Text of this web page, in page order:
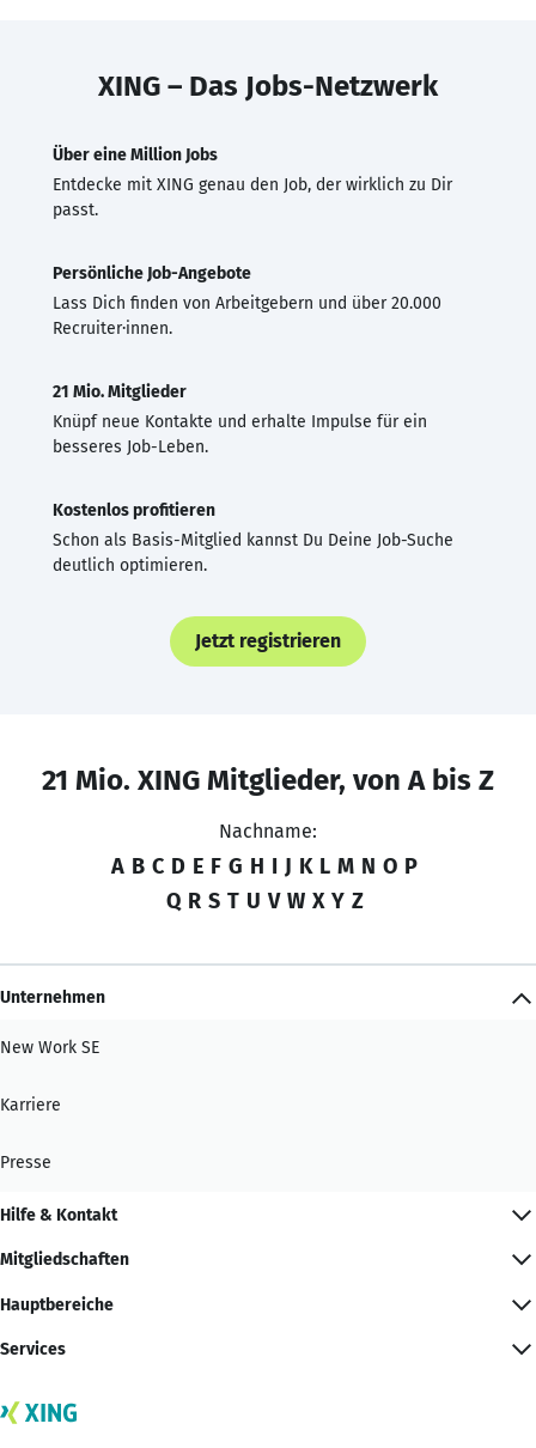
XING – Das Jobs-Netzwerk
Über eine Million Jobs
Entdecke mit XING genau den Job, der wirklich zu Dir
passt.
Persönliche Job-Angebote
Lass Dich finden von Arbeitgebern und über 20.000
Recruiter·innen.
21 Mio. Mitglieder
Knüpf neue Kontakte und erhalte Impulse für ein
besseres Job-Leben.
Kostenlos profitieren
Schon als Basis-Mitglied kannst Du Deine Job-Suche
deutlich optimieren.
Jetzt registrieren
21 Mio. XING Mitglieder, von A bis Z
Nachname:
A B C D E F G H I J K L M N O P
Q R S T U V W X Y Z
Unternehmen
New Work SE
Karriere
Presse
Hilfe & Kontakt
Mitgliedschaften
Hauptbereiche
Services